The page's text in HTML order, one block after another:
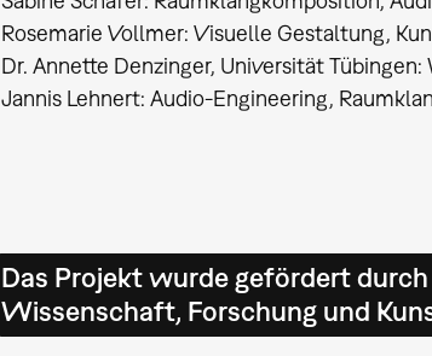
Rosemarie Vollmer: Visuelle Gestaltung,
Dr. Annette Denzinger, Universität
Jannis Lehnert: Audio-Engineering,
Das Projekt wurde gefördert
Wissenschaft, Forschung und